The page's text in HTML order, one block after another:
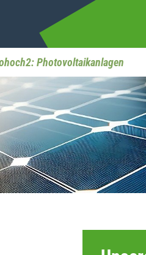
Photovoltaikanlagen